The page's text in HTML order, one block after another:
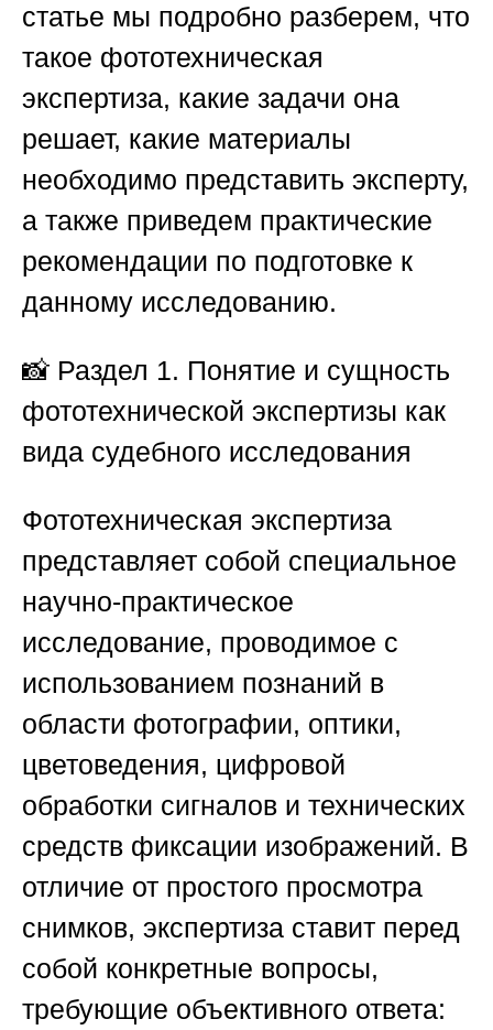
статье мы подробно разберем, что
такое фототехническая
экспертиза, какие задачи она
решает, какие материалы
необходимо представить эксперту,
а также приведем практические
рекомендации по подготовке к
данному исследованию.
📸 Раздел 1. Понятие и сущность
фототехнической экспертизы как
вида судебного исследования
Фототехническая экспертиза
представляет собой специальное
научно-практическое
исследование, проводимое с
использованием познаний в
области фотографии, оптики,
цветоведения, цифровой
обработки сигналов и технических
средств фиксации изображений. В
отличие от простого просмотра
снимков, экспертиза ставит перед
собой конкретные вопросы,
требующие объективного ответа: